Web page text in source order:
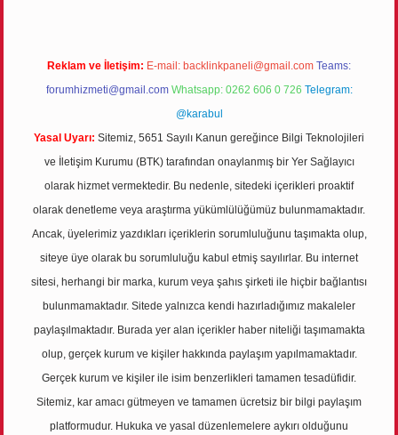
Reklam ve İletişim: E-mail: backlinkpaneli@gmail.com Teams:
forumhizmeti@gmail.com Whatsapp: 0262 606 0 726 Telegram:
@karabul
Yasal Uyarı: Sitemiz, 5651 Sayılı Kanun gereğince Bilgi Teknolojileri
ve İletişim Kurumu (BTK) tarafından onaylanmış bir Yer Sağlayıcı
olarak hizmet vermektedir. Bu nedenle, sitedeki içerikleri proaktif
olarak denetleme veya araştırma yükümlülüğümüz bulunmamaktadır.
Ancak, üyelerimiz yazdıkları içeriklerin sorumluluğunu taşımakta olup,
siteye üye olarak bu sorumluluğu kabul etmiş sayılırlar. Bu internet
sitesi, herhangi bir marka, kurum veya şahıs şirketi ile hiçbir bağlantısı
bulunmamaktadır. Sitede yalnızca kendi hazırladığımız makaleler
paylaşılmaktadır. Burada yer alan içerikler haber niteliği taşımamakta
olup, gerçek kurum ve kişiler hakkında paylaşım yapılmamaktadır.
Gerçek kurum ve kişiler ile isim benzerlikleri tamamen tesadüfidir.
Sitemiz, kar amacı gütmeyen ve tamamen ücretsiz bir bilgi paylaşım
platformudur. Hukuka ve yasal düzenlemelere aykırı olduğunu